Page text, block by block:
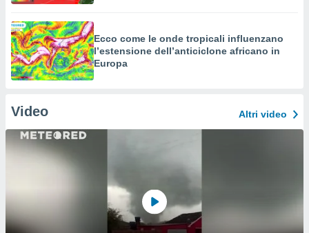
Ecco come le onde tropicali influenzano
l’estensione dell’anticiclone africano in
Europa
Video Altri video